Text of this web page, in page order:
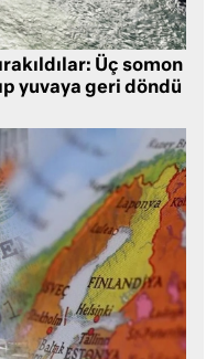
Üç somon
yuvaya geri döndü